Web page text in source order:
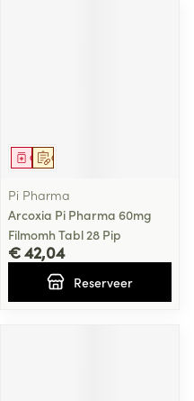
Op voorschrift
Geneesmiddel
Pi Pharma
Arcoxia Pi Pharma 60mg
Filmomh Tabl 28 Pip
€ 42,04
Reserveer